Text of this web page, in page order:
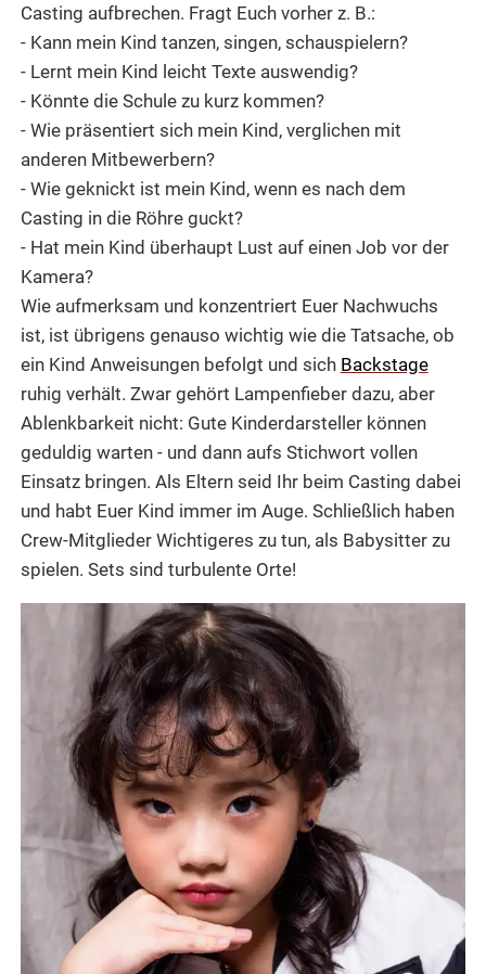
Casting aufbrechen. Fragt Euch vorher z. B.:
- Kann mein Kind tanzen, singen, schauspielern?
- Lernt mein Kind leicht Texte auswendig?
- Könnte die Schule zu kurz kommen?
- Wie präsentiert sich mein Kind, verglichen mit
anderen Mitbewerbern?
- Wie geknickt ist mein Kind, wenn es nach dem
Casting in die Röhre guckt?
- Hat mein Kind überhaupt Lust auf einen Job vor der
Kamera?
Wie aufmerksam und konzentriert Euer Nachwuchs
ist, ist übrigens genauso wichtig wie die Tatsache, ob
ein Kind Anweisungen befolgt und sich Backstage
ruhig verhält. Zwar gehört Lampenfieber dazu, aber
Ablenkbarkeit nicht: Gute Kinderdarsteller können
geduldig warten - und dann aufs Stichwort vollen
Einsatz bringen. Als Eltern seid Ihr beim Casting dabei
und habt Euer Kind immer im Auge. Schließlich haben
Crew-Mitglieder Wichtigeres zu tun, als Babysitter zu
spielen. Sets sind turbulente Orte!